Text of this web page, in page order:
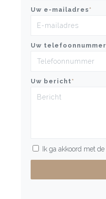
Uw e-mailadres*
Uw telefoonnummer
Uw bericht*
Ik ga akkoord met de